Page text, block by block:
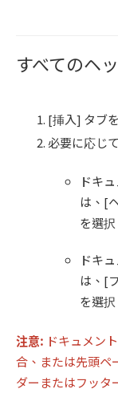
すべてのヘ
[挿入] タブ
必要に応じ
ドキ
は、[
を選択
ドキ
は、[
を選択
注意: ドキュメン
合、または先頭ペ
ダーまたはフッタ